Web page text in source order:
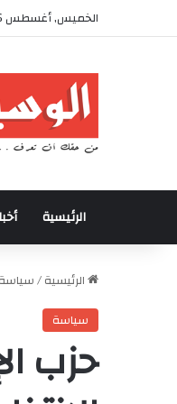
الخميس, أغسطس 6 2026
الرئيسية
الرئيسية/سياسة
سياسة
حزب